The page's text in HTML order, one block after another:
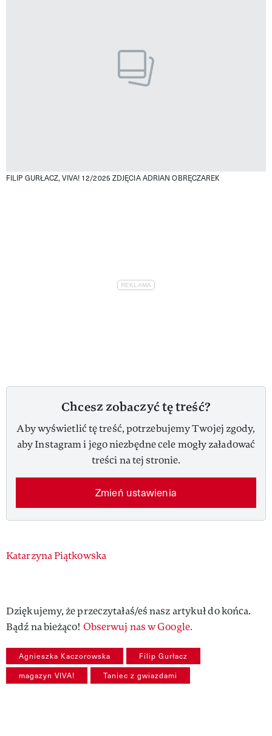
FILIP GURŁACZ, VIVA! 12/2025 ZDJĘCIA ADRIAN OBRĘCZAREK
Chcesz zobaczyć tę treść?
Aby wyświetlić tę treść, potrzebujemy Twojej zgody,
aby Instagram i jego niezbędne cele mogły załadować
treści na tej stronie.
Zmień ustawienia
Authors
Katarzyna Piątkowska
Dziękujemy, że przeczytałaś/eś nasz artykuł do końca.
Bądź na bieżąco! Obserwuj nas w Google.
Agnieszka Kaczorowska Filip Gurłacz
magazyn VIVA! Taniec z gwiazdami